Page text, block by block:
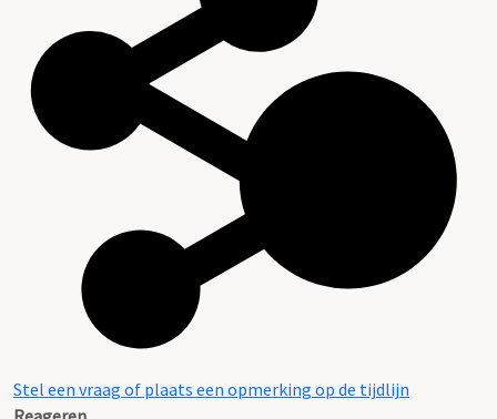
Stel een vraag of plaats een opmerking op de tijdlijn